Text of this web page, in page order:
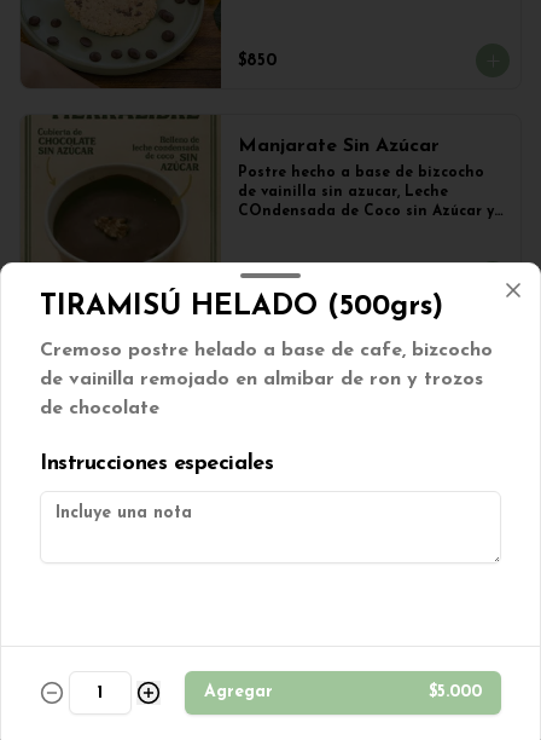
$850
Manjarate Sin Azúcar
Postre hecho a base de bizcocho
de vainilla sin azucar, Leche
COndensada de Coco sin Azúcar y
$3.250
Muffin manzana, canela,
$850
$850
TIRAMISÚ HELADO (500grs)
Cremoso postre helado a base de cafe, bizcocho
de vainilla remojado en almibar de ron y trozos
de chocolate
Instrucciones especiales
Agregar $5.000